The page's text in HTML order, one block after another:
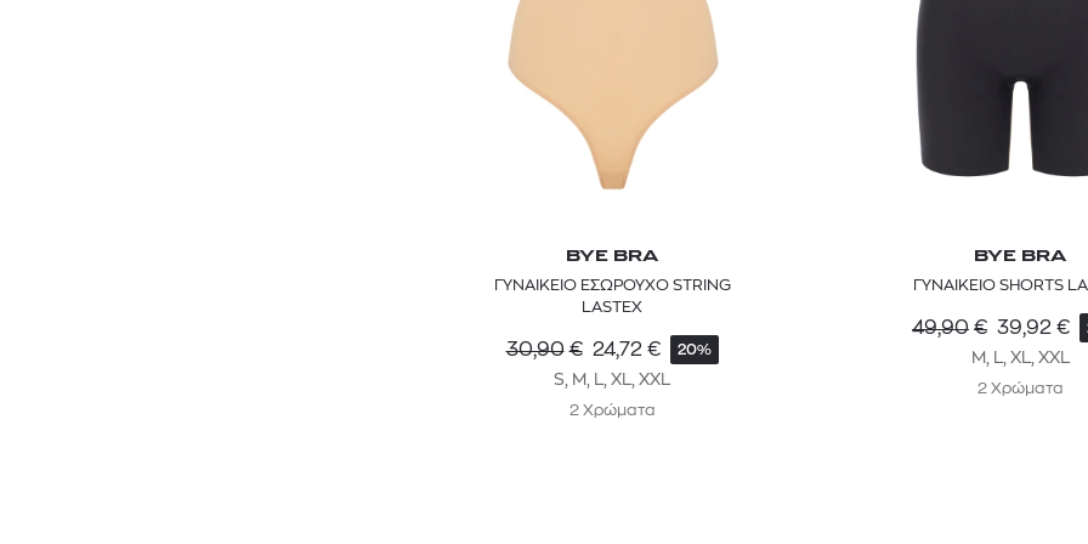
BYE BRA
ΓΥΝΑΙΚΕΙΟ ΕΣΩΡΟΥΧΟ STRING
LASTEX
30,90 € 24,72 € 20%
S, M, L, XL, XXL
2 Χρώματα
BYE BRA
ΓΥΝΑΙΚΕΙΟ SHORTS
49,90 € 39,92 €
M, L, XL, XXL
2 Χρώματα